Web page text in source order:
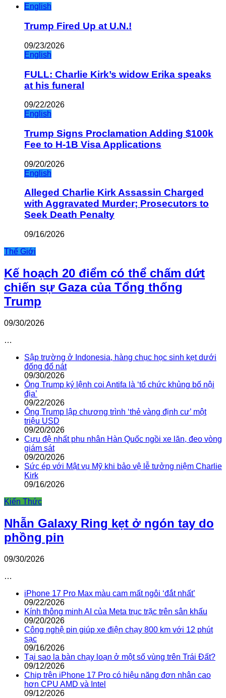
English
Trump Fired Up at U.N.!
09/23/2026
English
FULL: Charlie Kirk’s widow Erika speaks
at his funeral
09/22/2026
English
Trump Signs Proclamation Adding $100k
Fee to H-1B Visa Applications
09/20/2026
English
Alleged Charlie Kirk Assassin Charged
with Aggravated Murder; Prosecutors to
Seek Death Penalty
09/16/2026
Thế Giới
Kế hoạch 20 điểm có thể chấm dứt
chiến sự Gaza của Tổng thống
Trump
09/30/2026
…
Sập trường ở Indonesia, hàng chục học sinh kẹt dưới
đống đổ nát
09/30/2026
Ông Trump ký lệnh coi Antifa là ‘tổ chức khủng bố nội
địa’
09/22/2026
Ông Trump lập chương trình ‘thẻ vàng định cư’ một
triệu USD
09/20/2026
Cựu đệ nhất phu nhân Hàn Quốc ngồi xe lăn, đeo vòng
giám sát
09/20/2026
Sức ép với Mật vụ Mỹ khi bảo vệ lễ tưởng niệm Charlie
Kirk
09/16/2026
Kiến Thức
Nhẫn Galaxy Ring kẹt ở ngón tay do
phồng pin
09/30/2026
…
iPhone 17 Pro Max màu cam mất ngôi ‘đắt nhất’
09/22/2026
Kính thông minh AI của Meta trục trặc trên sân khấu
09/20/2026
Công nghệ pin giúp xe điện chạy 800 km với 12 phút
sạc
09/16/2026
Tại sao la bàn chạy loạn ở một số vùng trên Trái Đất?
09/12/2026
Chip trên iPhone 17 Pro có hiệu năng đơn nhân cao
hơn CPU AMD và Intel
09/12/2026